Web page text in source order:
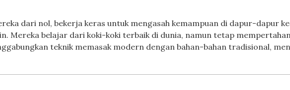
dari nol, bekerja keras untuk mengasah kemampuan di dapur-dapur
Mereka belajar dari koki-koki terbaik di dunia, namun tetap
teknik memasak modern dengan bahan-bahan tradisional,